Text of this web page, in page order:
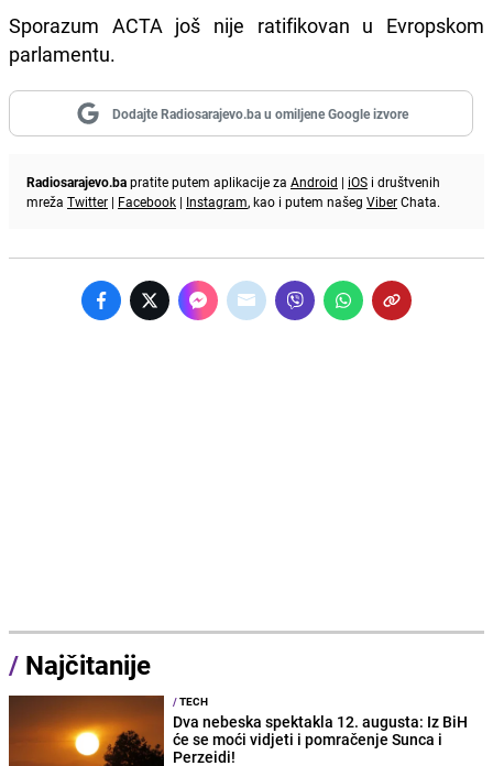
Sporazum ACTA još nije ratifikovan u Evropskom
parlamentu.
Dodajte Radiosarajevo.ba u omiljene Google izvore
Radiosarajevo.bapratite putem aplikacije za Android | iOS i društvenih
mreža Twitter | Facebook | Instagram, kao i putem našeg ViberChata.
/ Najčitanije
/TECH
Dva nebeska spektakla 12. augusta: Iz BiH
će se moći vidjeti i pomračenje Sunca i
Perzeidi!